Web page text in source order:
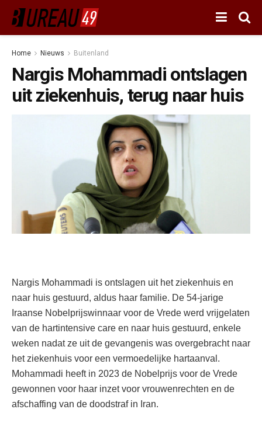
Home Nieuws Buitenland
Nargis Mohammadi ontslagen
uit ziekenhuis, terug naar huis
Nargis Mohammadi is ontslagen uit het ziekenhuis en
naar huis gestuurd, aldus haar familie. De 54-jarige
Iraanse Nobelprijswinnaar voor de Vrede werd vrijgelaten
van de hartintensive care en naar huis gestuurd, enkele
weken nadat ze uit de gevangenis was overgebracht naar
het ziekenhuis voor een vermoedelijke hartaanval.
Mohammadi heeft in 2023 de Nobelprijs voor de Vrede
gewonnen voor haar inzet voor vrouwenrechten en de
afschaffing van de doodstraf in Iran.